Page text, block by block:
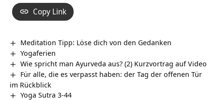
Copy Link
Meditation Tipp: Löse dich von den Gedanken
Yogaferien
Wie spricht man Ayurveda aus? (2) Kurzvortrag auf Video
Für alle, die es verpasst haben: der Tag der offenen Tür
im Rückblick
Yoga Sutra 3-44